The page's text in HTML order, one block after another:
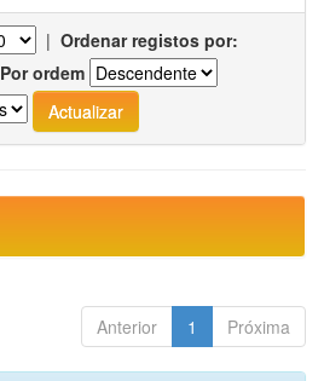
| Ordenar registos por:
Por ordem
Anterior 1 Próxima